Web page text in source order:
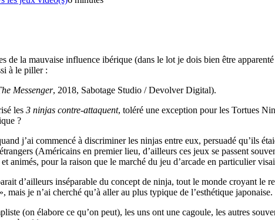
de la mauvaise influence ibérique (dans le lot je dois bien être
à le piller :
Messenger, 2018, Sabotage Studio / Devolver Digital).
les 3 ninjas contre-attaquent, toléré une exception pour les Tortues
?
j’ai commencé à discriminer les ninjas entre eux, persuadé qu’ils
(Américains en premier lieu, d’ailleurs ces jeux se passent
animés, pour la raison que le marché du jeu d’arcade en particulier
d’ailleurs inséparable du concept de ninja, tout le monde croyant le
mais je n’ai cherché qu’à aller au plus typique de l’esthétique
(on élabore ce qu’on peut), les uns ont une cagoule, les autres